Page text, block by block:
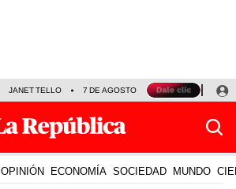
JANET TELLO 7 DE AGOSTO TINKA RESULTADOS
OPINIÓN ECONOMÍA SOCIEDAD MUNDO